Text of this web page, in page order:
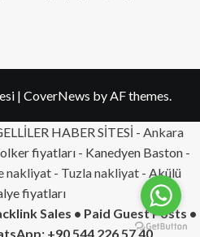
| CoverNews by AF themes.
HABER SİTESİ - Ankara
fiyatları - Kanedyen Baston -
nakliyat- Tuzla nakliyat- Akülü
fiyatları
Sales • Paid Guest Posts •
+90 544 226 57 40